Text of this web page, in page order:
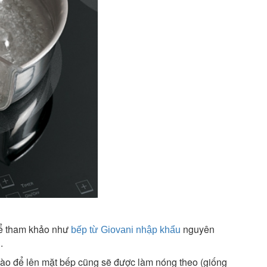
tham khảo như bếp từ Giovani nhập khẩu nguyên
để lên mặt bếp cũng sẽ được làm nóng theo (giống